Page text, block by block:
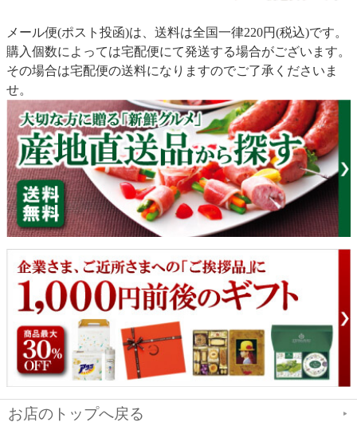
メール便(ポスト投函)は、送料は全国一律220円(税込)です。
購入個数によっては宅配便にて発送する場合がございます。
その場合は宅配便の送料になりますのでご了承くださいま
せ。
お店のトップへ戻る